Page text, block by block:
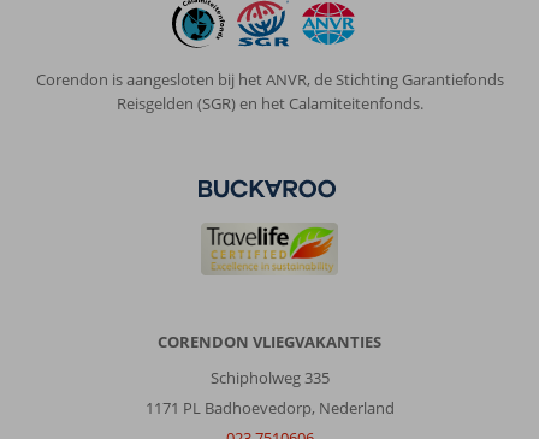
Corendon is aangesloten bij het ANVR, de Stichting Garantiefonds
Reisgelden (SGR) en het Calamiteitenfonds.
CORENDON VLIEGVAKANTIES
Schipholweg 335
1171 PL Badhoevedorp, Nederland